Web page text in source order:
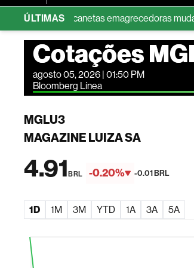
ÚLTIMAS
como canetas emagrecedoras mudaram
Cotações
agosto 05, 2026 | 01:50 PM
Bloomberg Línea
MGLU3
MAGAZINE LUIZA SA
4.91BRL -0.20% -0.01 BRL
1D 1M 3M YTD 1A 3A 5A